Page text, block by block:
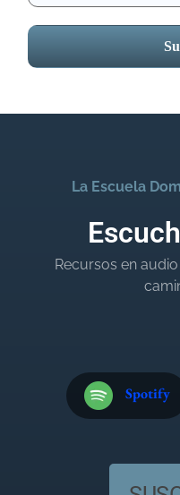
La Escuela
Recursos en
Spotify